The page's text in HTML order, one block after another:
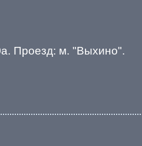
Проезд: м. "Выхино".